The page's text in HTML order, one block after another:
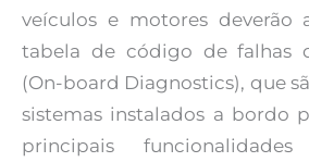
veículos e motores deverão
tabela de código de falhas
(On-board Diagnostics), que
sistemas instalados a bordo
principais